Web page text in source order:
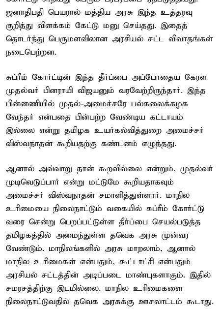
ஜனாதிபதி பெயரால் மத்திய அரசு இந்த உத்தரவு
குறித்து விளக்கம் கேட்டு மனு செய்தது. இதைத்
தொடர்ந்து பெருமளவிலான அரசியல் சட்ட விவாதங்கள்
நடைபெற்றன.
சுப்ரீம் கோர்ட்டின் இந்த தீர்ப்பை அப்போதைய கேரள
முதல்வர் பினராயி விஜயனும் வரவேற்றிருந்தார். இந்த
பின்னணியில் முதல்-அமைச்சரே பல்கலைக்கழக
வேந்தர் என்பதை பின்பற்ற வேண்டிய கட்டாயம்
இல்லை என்று தமிழக உயர்கல்வித்துறை அமைச்சர்
விஸ்வநாதன் கூறியதற்கு கண்டனம் எழுந்தது.
ஆனால் அவ்வாறு தான் கூறவில்லை என்றும், முதல்வர்
முடிவெடுப்பார் என்று மட்டுமே கூறியதாகவும்
அமைச்சர் விஸ்வநாதன் சமாளித்துள்ளார். மாநில
உரிமையை நிலைநாட்டும் வகையில் சுப்ரீம் கோர்ட்டு
வரை சென்று பெறப்பட்டுள்ள தீர்ப்பை செயல்படுத்த
தமிழகத்தில் அமைந்துள்ள தவெக அரசு முன்வர
வேண்டும். மாநிலங்களில் அரசு மாறலாம், ஆனால்
மாநில உரிமைகள் என்பதும், கூட்டாட்சி என்பதும்
அரசியல் சட்டத்தின் அடிப்படை மாண்புகளாகும். இதில்
சமரசத்திற்கு இடமில்லை. மாநில உரிமைகளை
நிலைநாட்டுவதில் தவெக அரசுக்கு ஊசலாட்டம் கூடாது.